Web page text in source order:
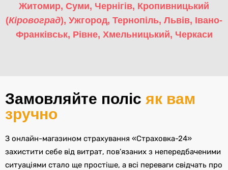
Житомир, Суми, Чернігів, Кропивницький
(Кіровоград), Ужгород, Тернопіль, Львів, Івано-
Франківськ, Рівне, Хмельницький, Черкаси
Замовляйте поліс як вам
зручно
З онлайн-магазином страхування «Страховка-24»
захистити себе від витрат, пов’язаних з непередбаченими
ситуаціями стало ще простіше, а всі переваги свідчать про